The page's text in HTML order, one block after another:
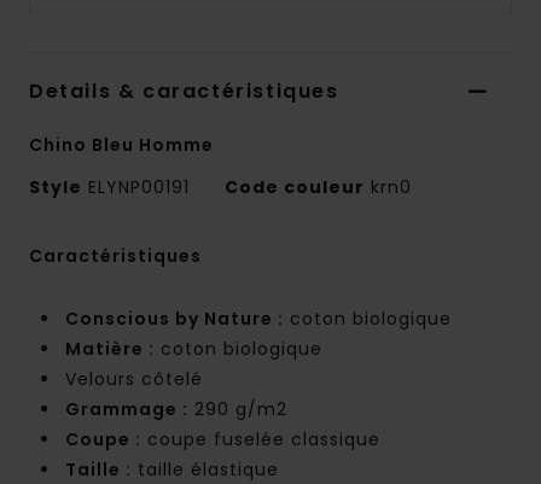
Details & caractéristiques
Chino Bleu Homme
Style ELYNP00191 Code couleur krn0
Caractéristiques
Conscious by Nature : coton biologique
Matière : coton biologique
Velours côtelé
Grammage : 290 g/m2
Coupe : coupe fuselée classique
Taille : taille élastique